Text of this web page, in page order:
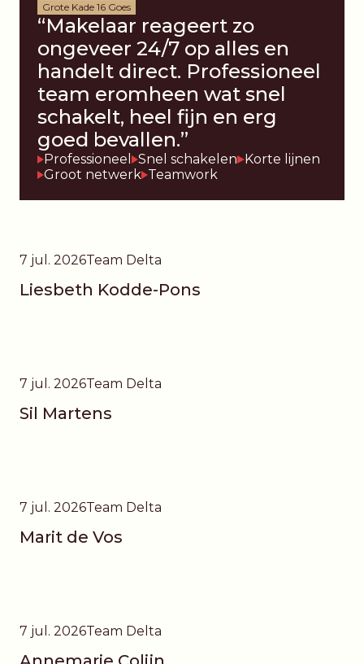
Grote Kade 16 Goes
“Makelaar reageert zo
ongeveer 24/7 op alles en
handelt direct. Professioneel
team eromheen wat snel
schakelt, heel fijn en erg
goed bevallen.”
Professioneel Snel schakelen Korte lijnen
Groot netwerk Teamwork
7 jul. 2026Team Delta
Liesbeth Kodde-Pons
7 jul. 2026Team Delta
Sil Martens
7 jul. 2026Team Delta
Marit de Vos
7 jul. 2026Team Delta